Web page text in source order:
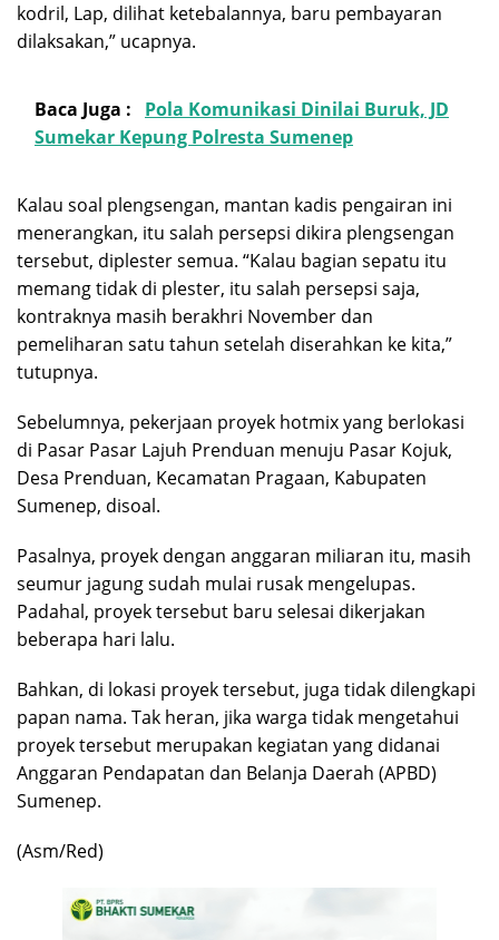
kodril, Lap, dilihat ketebalannya, baru pembayaran
dilaksakan,” ucapnya.
Baca Juga :
Pola Komunikasi Dinilai Buruk, JD
Sumekar Kepung Polresta Sumenep
Kalau soal plengsengan, mantan kadis pengairan ini
menerangkan, itu salah persepsi dikira plengsengan
tersebut, diplester semua. “Kalau bagian sepatu itu
memang tidak di plester, itu salah persepsi saja,
kontraknya masih berakhri November dan
pemeliharan satu tahun setelah diserahkan ke kita,”
tutupnya.
Sebelumnya, pekerjaan proyek hotmix yang berlokasi
di Pasar Pasar Lajuh Prenduan menuju Pasar Kojuk,
Desa Prenduan, Kecamatan Pragaan, Kabupaten
Sumenep, disoal.
Pasalnya, proyek dengan anggaran miliaran itu, masih
seumur jagung sudah mulai rusak mengelupas.
Padahal, proyek tersebut baru selesai dikerjakan
beberapa hari lalu.
Bahkan, di lokasi proyek tersebut, juga tidak dilengkapi
papan nama. Tak heran, jika warga tidak mengetahui
proyek tersebut merupakan kegiatan yang didanai
Anggaran Pendapatan dan Belanja Daerah (APBD)
Sumenep.
(Asm/Red)